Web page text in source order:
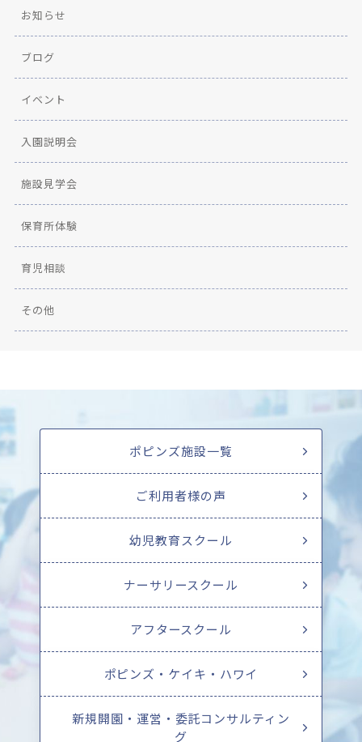
お知らせ
ブログ
イベント
入園説明会
施設見学会
保育所体験
育児相談
その他
ポピンズ施設一覧
ご利用者様の声
幼児教育スクール
ナーサリースクール
アフタースクール
ポピンズ・ケイキ・ハワイ
新規開園・運営・委託コンサルティン
グ